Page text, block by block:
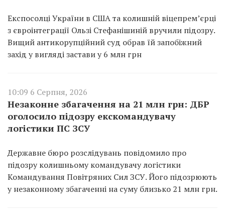
Експосолці України в США та колишній віцепремʼєрці
з євроінтеграції Ользі Стефанішиній вручили підозру.
Вищий антикорупційний суд обрав їй запобіжний
захід у вигляді застави у 6 млн грн
10:09 6 Серпня, 2026
Незаконне збагачення на 21 млн грн: ДБР
оголосило підозру екскомандувачу
логістики ПС ЗСУ
Державне бюро розслідувань повідомило про
підозру колишньому командувачу логістики
Командування Повітряних Сил ЗСУ. Його підозрюють
у незаконному збагаченні на суму близько 21 млн грн.